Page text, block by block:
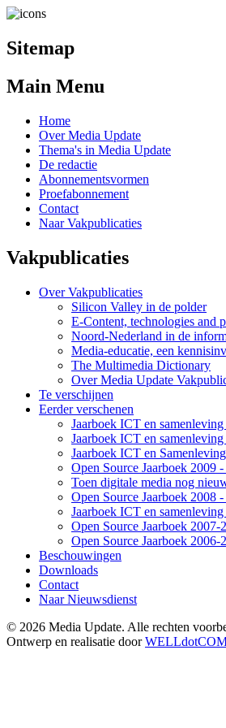
Sitemap
Main Menu
Home
Over Media Update
Thema's in Media Update
De redactie
Abonnementsvormen
Proefabonnement
Contact
Naar Vakpublicaties
Vakpublicaties
Over Vakpublicaties
Silicon Valley in de polder
E-Content, technologies and
Noord-Nederland in de
Media-educatie, een
The Multimedia Dictionary
Over Media Update
Te verschijnen
Eerder verschenen
Jaarboek ICT en
Jaarboek ICT en
Jaarboek ICT en
Open Source Jaarboek 2009
Toen digitale media nog
Open Source Jaarboek 2008
Jaarboek ICT en
Open Source Jaarboek 2007-
Open Source Jaarboek 2006-
Beschouwingen
Downloads
Contact
Naar Nieuwsdienst
© 2026 Media Update. Alle rechten
Ontwerp en realisatie door